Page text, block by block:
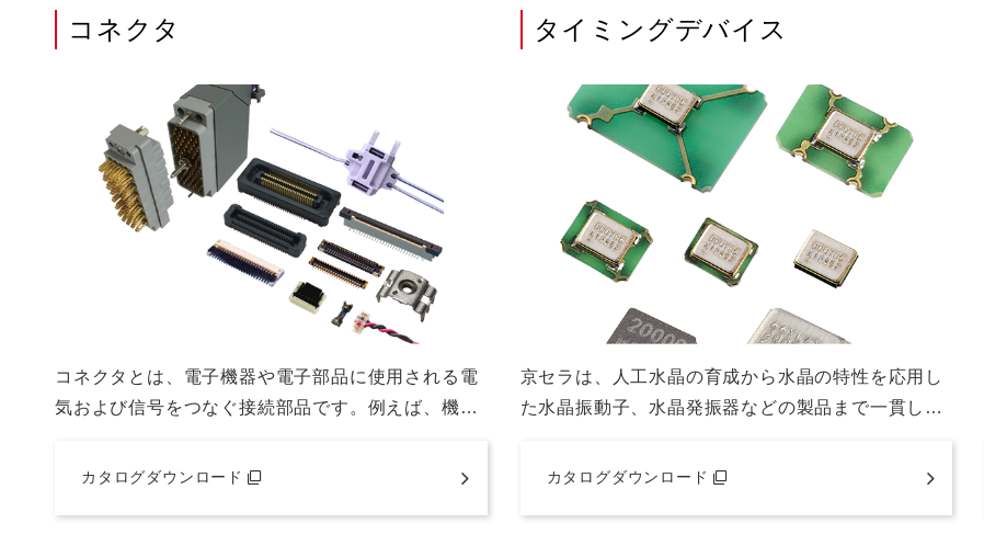
コネクタ
コネクタとは、電子機器や電子部品に使用される電
気および信号をつなぐ接続部品です。例えば、機…
カタログダウンロード
タイミングデバイス
京セラは、人工水晶の育成から水晶の特性を応用し
た水晶振動子、水晶発振器などの製品まで一貫し…
カタログダウンロード